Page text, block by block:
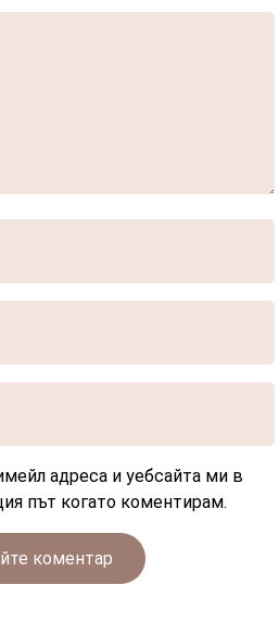
адреса и уебсайта ми в
път когато коментирам.
коментар